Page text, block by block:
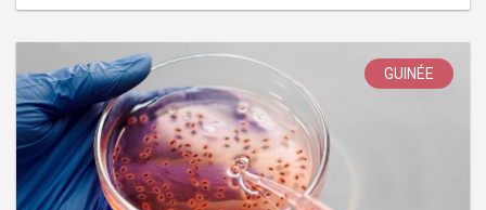
GUINÉE